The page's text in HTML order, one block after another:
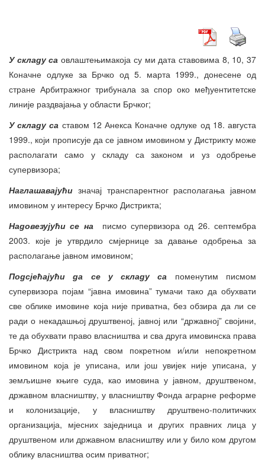
У складу саовлаштењимакоја су ми дата ставовима 8, 10, 37
Коначне одлуке за Брчко од 5. марта 1999., донесене од
стране Арбитражног трибунала за спор око међуентитетске
линије раздвајања у области Брчког;
У складу са ставом 12 Анекса Коначне одлуке од 18. августа
1999., који прописује да се јавном имовином у Дистрикту може
располагати само у складу са законом и уз одобрење
супервизора;
Наглашавајући значај транспарентног располагања јавном
имовином у интересу Брчко Дистрикта;
Надовезујући се на писмо супервизора од 26. септембра
2003. које је утврдило смјернице за давање одобрења за
располагање јавном имовином;
Подсјећајући да се у складу са поменутим писмом
супервизора појам “јавна имовина” тумачи тако да обухвати
све облике имовине која није приватна, без обзира да ли се
ради о некадашњој друштвеној, јавној или “државној” својини,
те да обухвати право власништва и сва друга имовинска права
Брчко Дистрикта над свом покретном и/или непокретном
имовином која је уписана, или још увијек није уписана, у
земљишне књиге суда, као имовина у јавном, друштвеном,
државном власништву, у власништву Фонда аграрне реформе
и колонизације, у власништву друштвено-политичких
организација, мјесних заједница и других правних лица у
друштвеном или државном власништву или у било ком другом
облику власништва осим приватног;